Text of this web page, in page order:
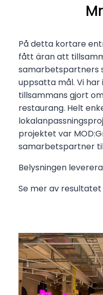
På detta kortare
fått äran att
samarbetspartners
uppsatta mål. Vi
tillsammans gjort
restaurang. Helt
projektet var
samarbetspartner
Belysningen
Se mer av